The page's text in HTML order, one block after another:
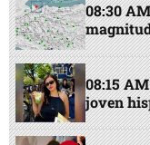
08:30
08:15
joven